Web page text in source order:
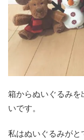
箱からぬいぐるみを
いです。
私はぬいぐるみがと